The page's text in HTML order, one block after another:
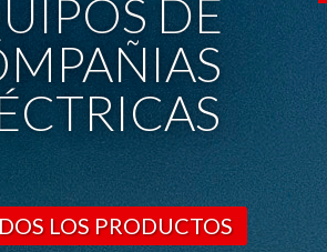
DE
LOS PRODUCTOS